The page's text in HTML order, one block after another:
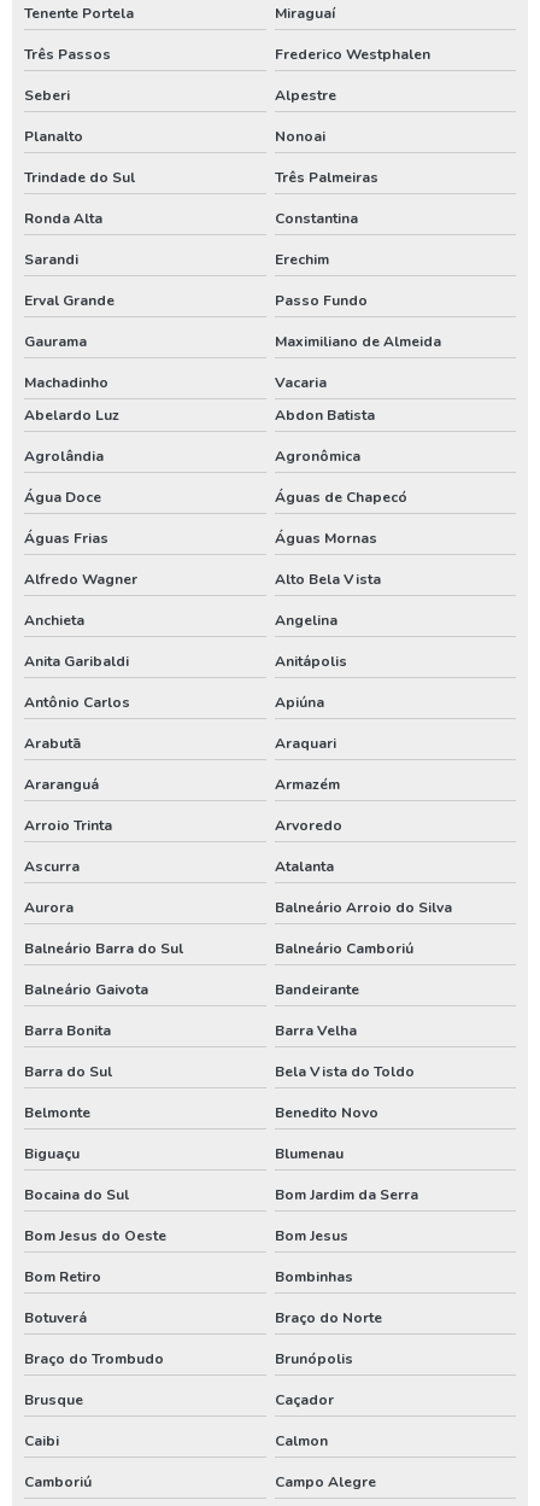
Perfuração de poço artesiano preço
Perfuração de poço artesiano preço por metro
Perfuração de poço profundo
Perfuração de poço tubular
Perfuração de poço tubular profundo
Perfuração poço artesiano projeto
Perfurar poço artesiano
Perfurar poço artesiano preço
Perfurar poço artesiano quanto custa
Poço artesiano custo
Poço artesiano de 150 metros
Poço artesiano empresa
Poço artesiano perfuração
Poço artesiano preço por metro
Poço artesiano quanto custa
Poço artesiano tubular
Poço artesiano valor metro
Poço de água artesiano
Poço de água potável
Preço para perfuração de poço artesiano
Processo de perfuração de poço artesiano
Projeto de outorga de água
Quanto custa perfuração de poço artesiano
Quanto custa uma outorga de poço artesiano
Renovação de outorga de poço
Renovação de outorga de poço artesiano
Tenente Portela
Miraguaí
Três Passos Frederico Westphalen
Seberi Alpestre
Planalto Nonoai
Trindade do Sul Três Palmeiras
Ronda Alta Constantina
Sarandi Erechim
Erval Grande Passo Fundo
Gaurama Maximiliano de Almeida
Machadinho
Vacaria
Abelardo Luz
Abdon Batista
Agrolândia Agronômica
Água Doce Águas de Chapecó
Águas Frias Águas Mornas
Alfredo Wagner Alto Bela Vista
Anchieta Angelina
Anita Garibaldi Anitápolis
Antônio Carlos Apiúna
Arabutã Araquari
Araranguá Armazém
Arroio Trinta Arvoredo
Ascurra Atalanta
Aurora Balneário Arroio do Silva
Balneário Barra do Sul Balneário Camboriú
Balneário Gaivota Bandeirante
Barra Bonita Barra Velha
Barra do Sul Bela Vista do Toldo
Belmonte Benedito Novo
Biguaçu Blumenau
Bocaina do Sul Bom Jardim da Serra
Bom Jesus do Oeste Bom Jesus
Bom Retiro Bombinhas
Botuverá Braço do Norte
Braço do Trombudo Brunópolis
Brusque Caçador
Caibi Calmon
Camboriú Campo Alegre